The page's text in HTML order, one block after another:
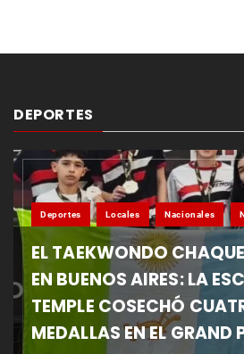
DEPORTES
Deportes Locales Nacionales
EL TAEKWONDO
EN BUENOS AIRES: LA
TEMPLE COSECHÓ
MEDALLAS EN EL GRAND